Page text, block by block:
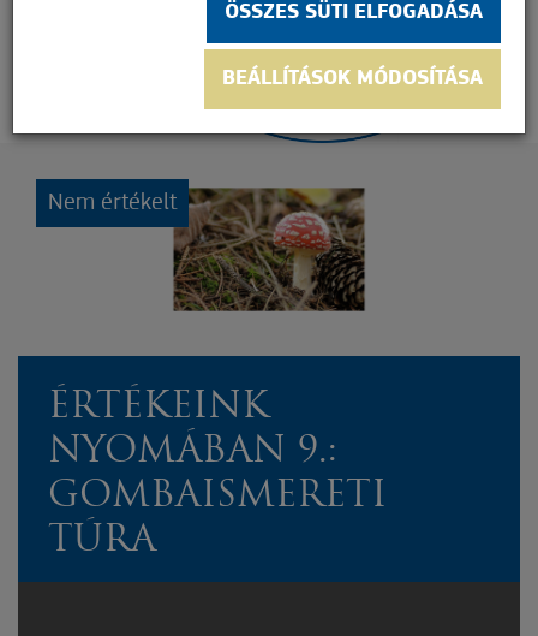
Nem értékelt
ÉRTÉKEINK
NYOMÁBAN 9.:
GOMBAISMERETI
TÚRA
ÖSSZES SÜTI ELFOGADÁSA
BEÁLLÍTÁSOK MÓDOSÍTÁSA